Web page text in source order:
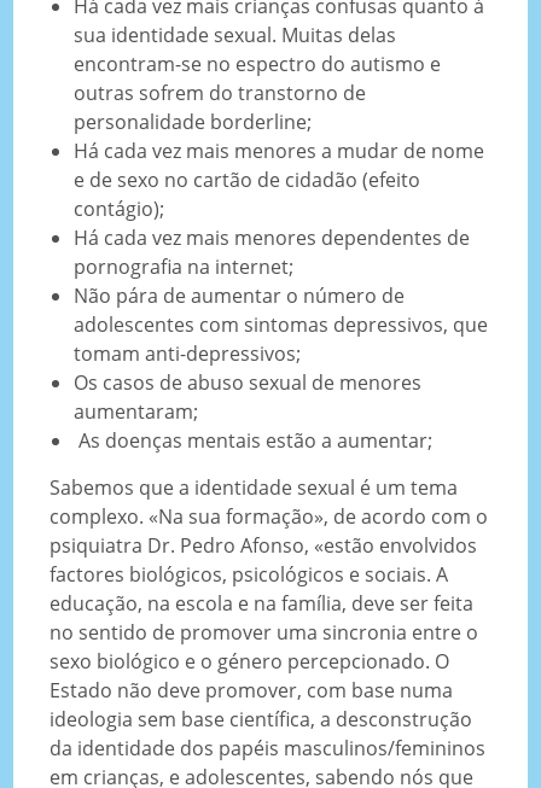
Há cada vez mais crianças confusas quanto à
sua identidade sexual. Muitas delas
encontram-se no espectro do autismo e
outras sofrem do transtorno de
personalidade borderline;
Há cada vez mais menores a mudar de nome
e de sexo no cartão de cidadão (efeito
contágio);
Há cada vez mais menores dependentes de
pornografia na internet;
Não pára de aumentar o número de
adolescentes com sintomas depressivos, que
tomam anti-depressivos;
Os casos de abuso sexual de menores
aumentaram;
As doenças mentais estão a aumentar;
Sabemos que a identidade sexual é um tema
complexo. «Na sua formação», de acordo com o
psiquiatra Dr. Pedro Afonso, «estão envolvidos
factores biológicos, psicológicos e sociais. A
educação, na escola e na família, deve ser feita
no sentido de promover uma sincronia entre o
sexo biológico e o género percepcionado. O
Estado não deve promover, com base numa
ideologia sem base científica, a desconstrução
da identidade dos papéis masculinos/femininos
em crianças, e adolescentes, sabendo nós que